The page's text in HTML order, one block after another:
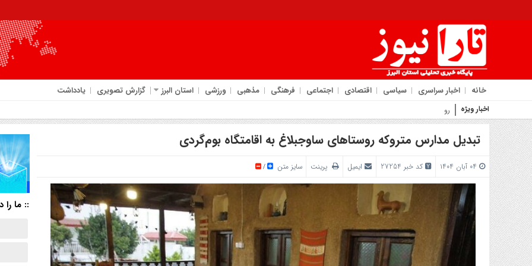
خانه اخبار سراسری سیاسی اقتصادی اجتماعی فرهنگی مذهبی ورزشی استان البرز گزارش تصویری یادداشت
اخبار ویژه روایت شهردار کمال‌شهر از جهش عمرا
تبدیل مدارس متروکه روستاهای ساوجبلاغ به اقامتگاه بوم‌گردی
کد خبر 27254 ایمیل پرینت سایز متن /
:: ما را